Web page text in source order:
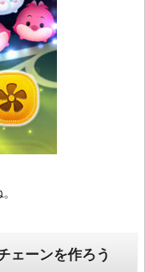
ェーンを作ろう